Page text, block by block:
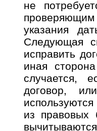
не
указания
Следующая
исправить
иная
случается,
договор,
из правовых